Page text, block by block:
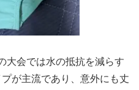
大会では水の抵抗を減らす
が主流であり、意外にも丈